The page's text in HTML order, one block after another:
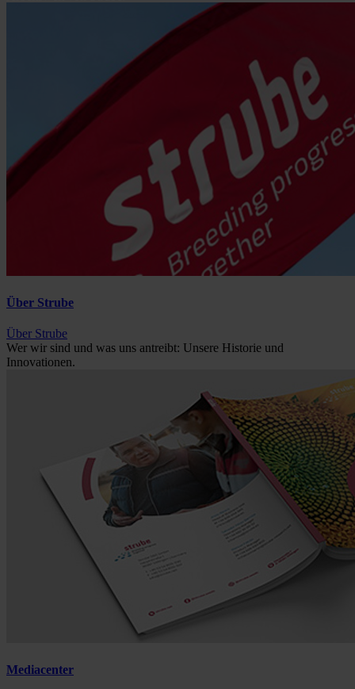
Über Strube
Über Strube
Wer wir sind und was uns antreibt: Unsere Historie und
Innovationen.
Mediacenter